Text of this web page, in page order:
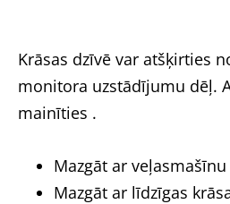
Krāsas dzīvē var atšķirties
monitora uzstādījumu dēļ.
mainīties .
Mazgāt ar veļasmašīnu
Mazgāt ar līdzīgas